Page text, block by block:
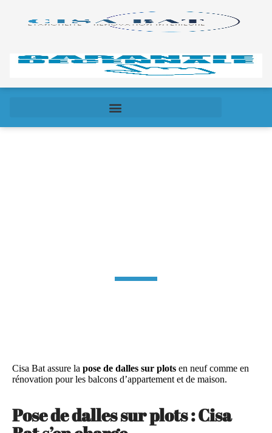
Cisa Bat assure la pose de dalles sur plots en neuf comme en
rénovation pour les balcons d’appartement et de maison.
Pose de dalles sur plots : Cisa